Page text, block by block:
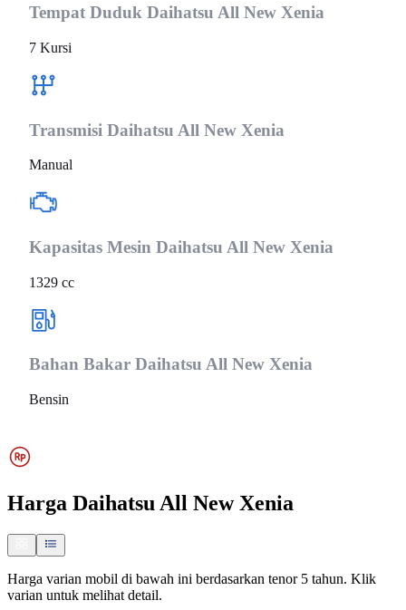
Tempat Duduk Daihatsu All New Xenia
7 Kursi
Transmisi Daihatsu All New Xenia
Manual
Kapasitas Mesin Daihatsu All New Xenia
1329 cc
Bahan Bakar Daihatsu All New Xenia
Bensin
Harga Daihatsu All New Xenia
Harga varian mobil di bawah ini berdasarkan tenor 5 tahun. Klik
varian untuk melihat detail.